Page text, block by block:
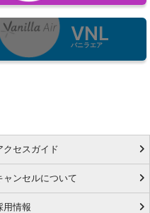
VNL
バニラエア
クセスガイド
ャンセルについて
用情報